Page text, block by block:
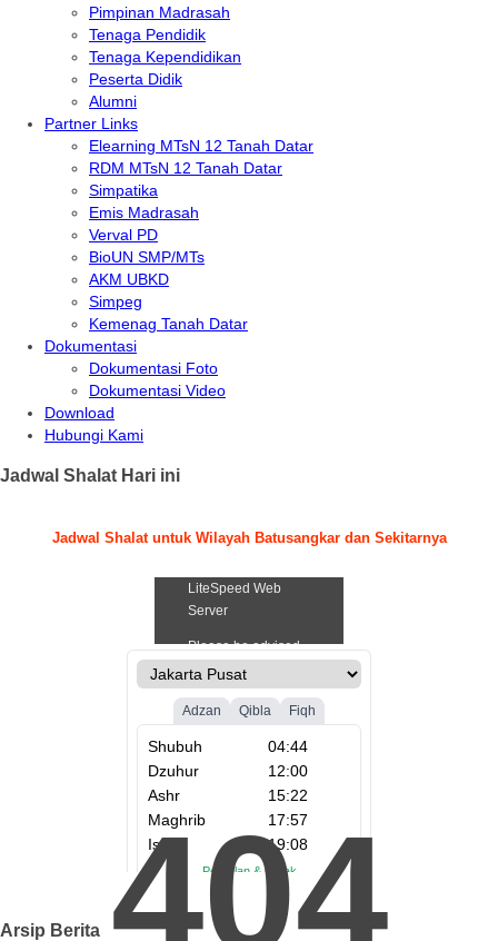
Pimpinan Madrasah
Tenaga Pendidik
Tenaga Kependidikan
Peserta Didik
Alumni
Partner Links
Elearning MTsN 12 Tanah Datar
RDM MTsN 12 Tanah Datar
Simpatika
Emis Madrasah
Verval PD
BioUN SMP/MTs
AKM UBKD
Simpeg
Kemenag Tanah Datar
Dokumentasi
Dokumentasi Foto
Dokumentasi Video
Download
Hubungi Kami
Jadwal Shalat Hari ini
Jadwal Shalat untuk Wilayah Batusangkar dan Sekitarnya
Arsip Berita 404